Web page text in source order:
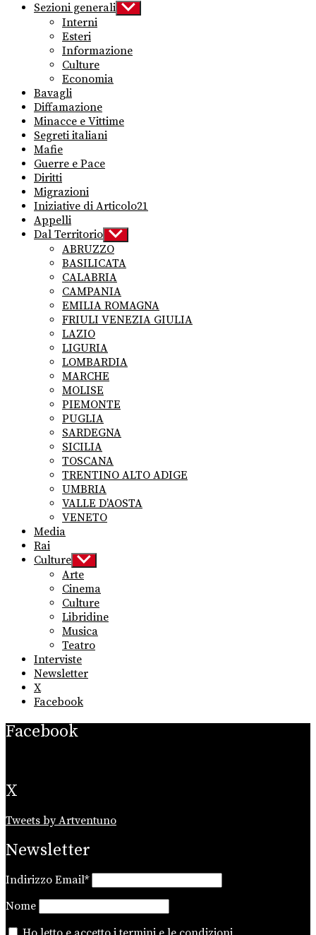
Sezioni generali Show
sub
Interni
Esteri
Informazione
Culture
Economia
Bavagli
Diffamazione
Minacce e Vittime
Segreti italiani
Mafie
Guerre e Pace
Diritti
Migrazioni
Iniziative di Articolo21
Appelli
Dal Territorio Show
sub
menu
ABRUZZO
BASILICATA
CALABRIA
CAMPANIA
EMILIA ROMAGNA
FRIULI VENEZIA GIULIA
LAZIO
LIGURIA
LOMBARDIA
MARCHE
MOLISE
PIEMONTE
PUGLIA
SARDEGNA
SICILIA
TOSCANA
TRENTINO ALTO ADIGE
UMBRIA
VALLE D’AOSTA
VENETO
Media
Rai
Culture Show
sub
menu
Arte
Cinema
Culture
Libridine
Musica
Teatro
Interviste
Newsletter
X
Facebook
Facebook
X
Tweets by Artventuno
Newsletter
Indirizzo Email*
Nome